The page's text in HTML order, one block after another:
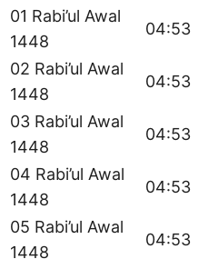
01 Rabi’ul Awal
1448
04:53
02 Rabi’ul Awal
1448
04:53
03 Rabi’ul Awal
1448
04:53
04 Rabi’ul Awal
1448
04:53
05 Rabi’ul Awal
1448
04:53